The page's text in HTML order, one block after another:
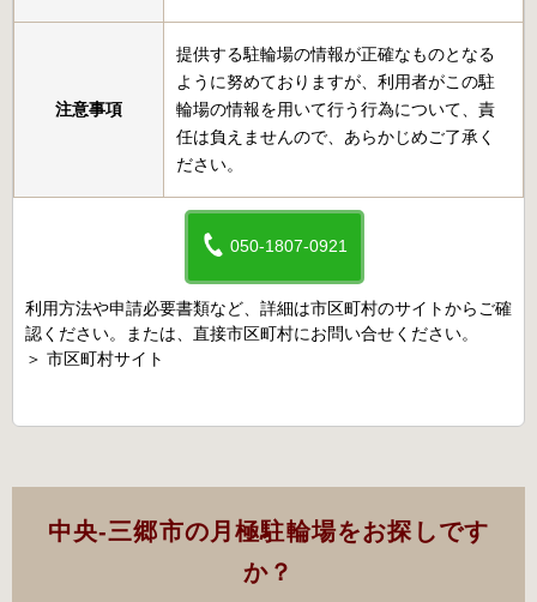
注意事項
提供する駐輪場の情報が正確なものとなる
ように努めておりますが、利用者がこの駐
輪場の情報を用いて行う行為について、責
任は負えませんので、あらかじめご了承く
ださい。
050-1807-0921
利用方法や申請必要書類など、詳細は市区町村のサイトからご確
認ください。または、直接市区町村にお問い合せください。
＞ 市区町村サイト
中央-三郷市の月極駐輪場をお探しです
か？